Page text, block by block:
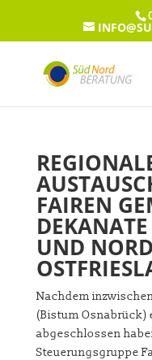
FAIREN
UND
Nachdem
(Bistum Osnabrück)
abgeschlossen
Steuerungsgruppe